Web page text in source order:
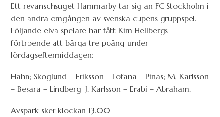
Ett revanschsuget Hammarby tar sig an FC Stockholm i
den andra omgången av svenska cupens gruppspel.
Följande elva spelare har fått Kim Hellbergs
förtroende att bärga tre poäng under
lördagseftermiddagen:
Hahn; Skoglund – Eriksson – Fofana – Pinas; M, Karlsson
– Besara – Lindberg; J. Karlsson – Erabi – Abraham.
Avspark sker klockan 13.00